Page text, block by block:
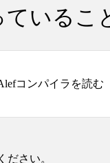
いるこ
コンパイラを読む
ださい。